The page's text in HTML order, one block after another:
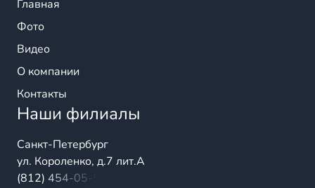
Главная
Фото
Видео
О компании
Контакты
Наши филиалы
Санкт-Петербург
ул. Короленко, д.7 лит.А
(812) 454-05-54